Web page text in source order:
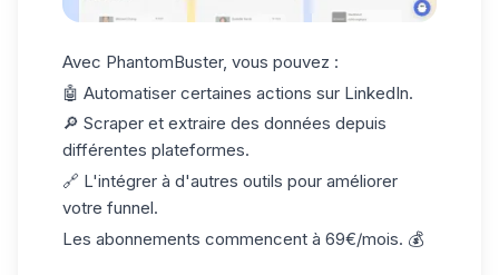
Avec PhantomBuster, vous pouvez :
🤖 Automatiser certaines actions sur LinkedIn.
🔎 Scraper et extraire des données depuis
différentes plateformes.
🔗 L'intégrer à d'autres outils pour améliorer
votre funnel.
Les abonnements commencent à 69€/mois. 💰